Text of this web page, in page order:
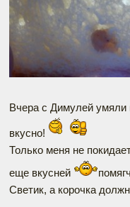
Вчера с Димулей умяли
вкусно!
Только меня не
еще вкусней
Светик, а корочка